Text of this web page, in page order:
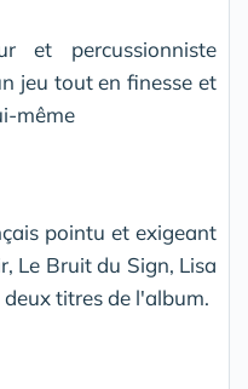
et percussionniste
jeu tout en finesse et
même
pointu et exigeant
Le Bruit du Sign, Lisa
titres de l'album.